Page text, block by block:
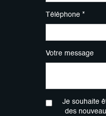
Téléphone *
Votre message
Je souhaite
des